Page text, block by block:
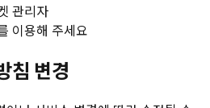
관리자
이용해 주세요
침 변경